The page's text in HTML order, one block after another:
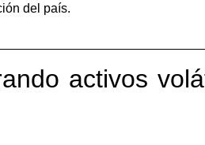
del país.
activos